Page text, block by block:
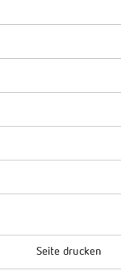
Seite drucken